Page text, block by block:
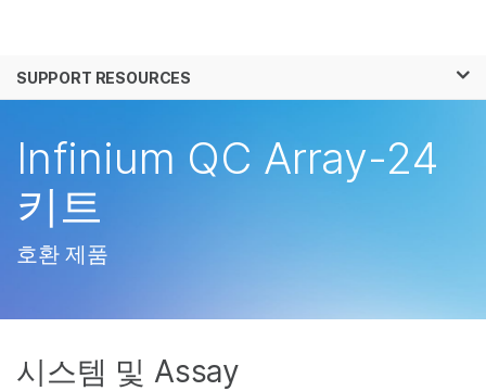
솔루션
회사
지원
SUPPORT RESOURCES
Infinium QC Array-24
키트
호환 제품
시스템 및 Assay
보다 관련성이 높은 콘텐츠를 확인하실 수 있
습니다. 주요 관심 분야를 선택해 주세요:
암 연구
미생물학 연구
농업유전체학 연구
복합 질환 연구
임상 종양학 연구
생식 보건 연구